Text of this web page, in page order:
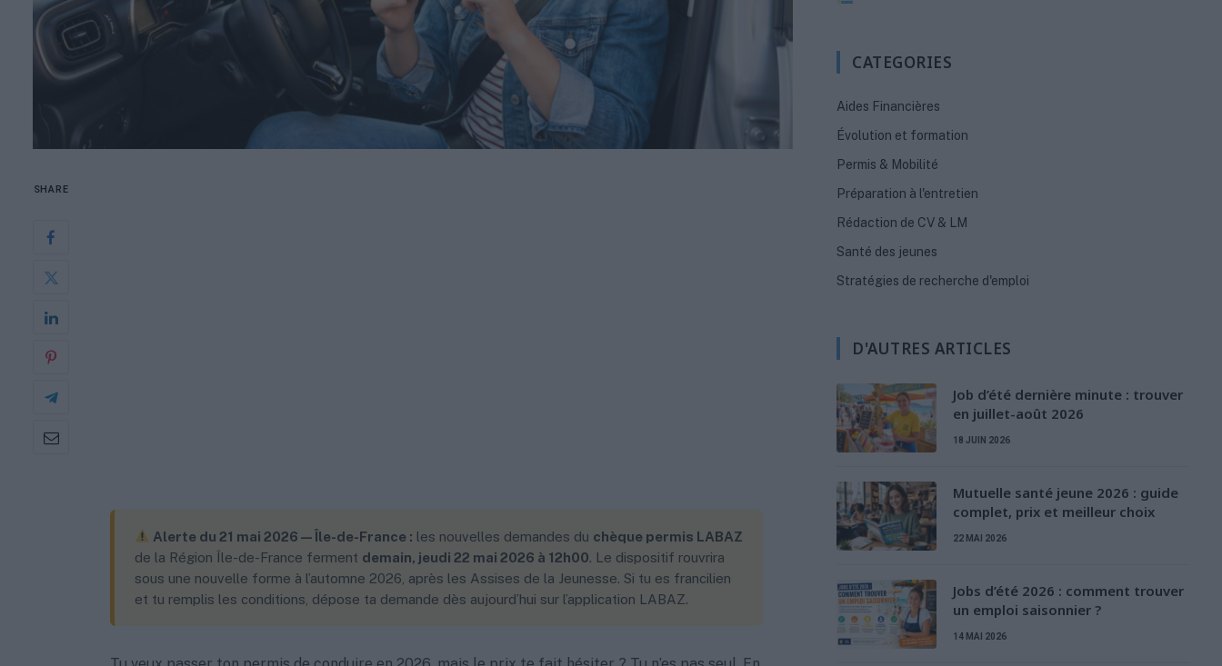
SHARE
Alerte du 21 mai 2026 — Île-de-France : les nouvelles demandes du chèque permis LABAZ
de la Région Île-de-France ferment demain, jeudi 22 mai 2026 à 12h00. Le dispositif rouvrira
sous une nouvelle forme à l’automne 2026, après les Assises de la Jeunesse. Si tu es francilien
et tu remplis les conditions, dépose ta demande dès aujourd’hui sur l’application LABAZ.
CATEGORIES
Aides Financières
Évolution et formation
Permis & Mobilité
Préparation à l'entretien
Rédaction de CV & LM
Santé des jeunes
Stratégies de recherche d'emploi
D'AUTRES ARTICLES
Job d’été dernière minute : trouver
en juillet-août 2026
18 JUIN 2026
Mutuelle santé jeune 2026 : guide
complet, prix et meilleur choix
22 MAI 2026
Jobs d’été 2026 : comment trouver
un emploi saisonnier ?
14 MAI 2026